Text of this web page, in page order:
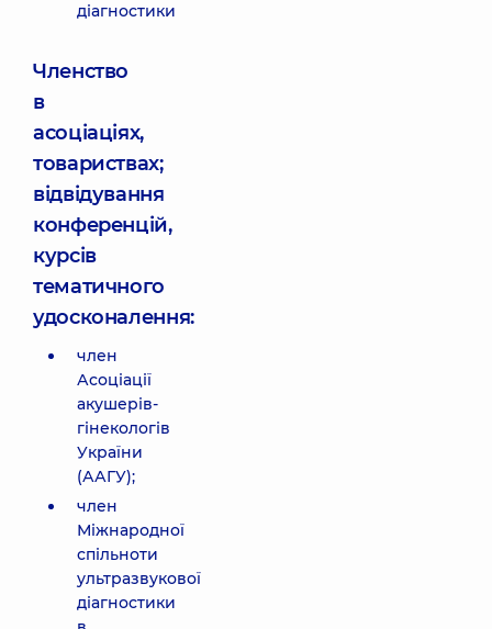
діагностики
Членство
в
асоціаціях,
товариствах;
відвідування
конференцій,
курсів
тематичного
удосконалення:
член
Асоціації
акушерів-
гінекологів
України
(ААГУ);
член
Міжнародної
спільноти
ультразвукової
діагностики